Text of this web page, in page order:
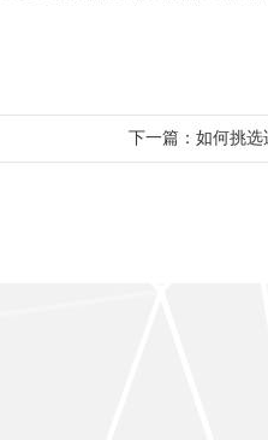
下一篇： 如何挑选